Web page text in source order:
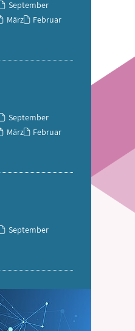
September
März
Februar
September
März
Februar
September